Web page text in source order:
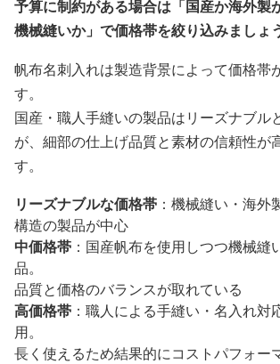
予算に制約がある場合は「国産か海外製
機械縫いか」で価格帯を絞り込みましょ
帆布名刺入れは製造背景によって価格帯
す。
国産・職人手縫いの製品はリーズナブル
が、細部の仕上げ品質と素材の信頼性が
す。
リーズナブルな価格帯 ：機械縫い・海外
構造の製品が中心
中価格帯 ：国産帆布を使用しつつ機械縫
品。
品質と価格のバランスが取れている
高価格帯 ：職人による手縫い・名入れ対
用。
長く使えるため結果的にコストパフォー